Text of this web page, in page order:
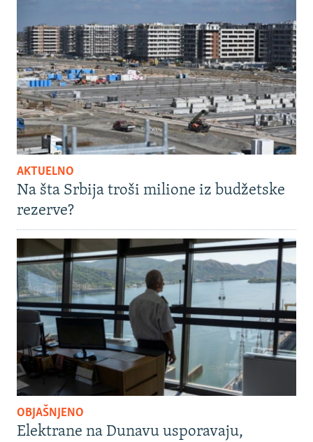
AKTUELNO
Na šta Srbija troši milione iz budžetske
rezerve?
OBJAŠNJENO
Elektrane na Dunavu usporavaju,